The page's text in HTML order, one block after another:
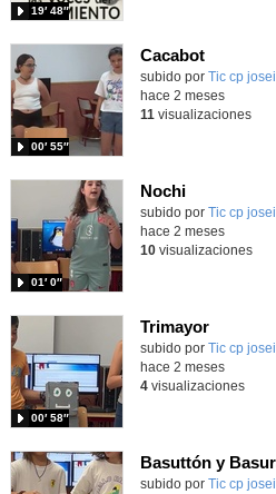
19′ 48″
Cacabot
Contenido educativo.
subido por Tic cp
00′ 55″
hace 2 meses
11 visualizaciones
Nochi
Contenido educativo.
subido por Tic cp
01′ 0″
hace 2 meses
10visualizaciones
Trimayor
Contenido educativo.
subido por Tic cp
00′ 58″
hace 2 meses
4visualizaciones
Basuttón y
Contenido educativo.
subido por Tic cp